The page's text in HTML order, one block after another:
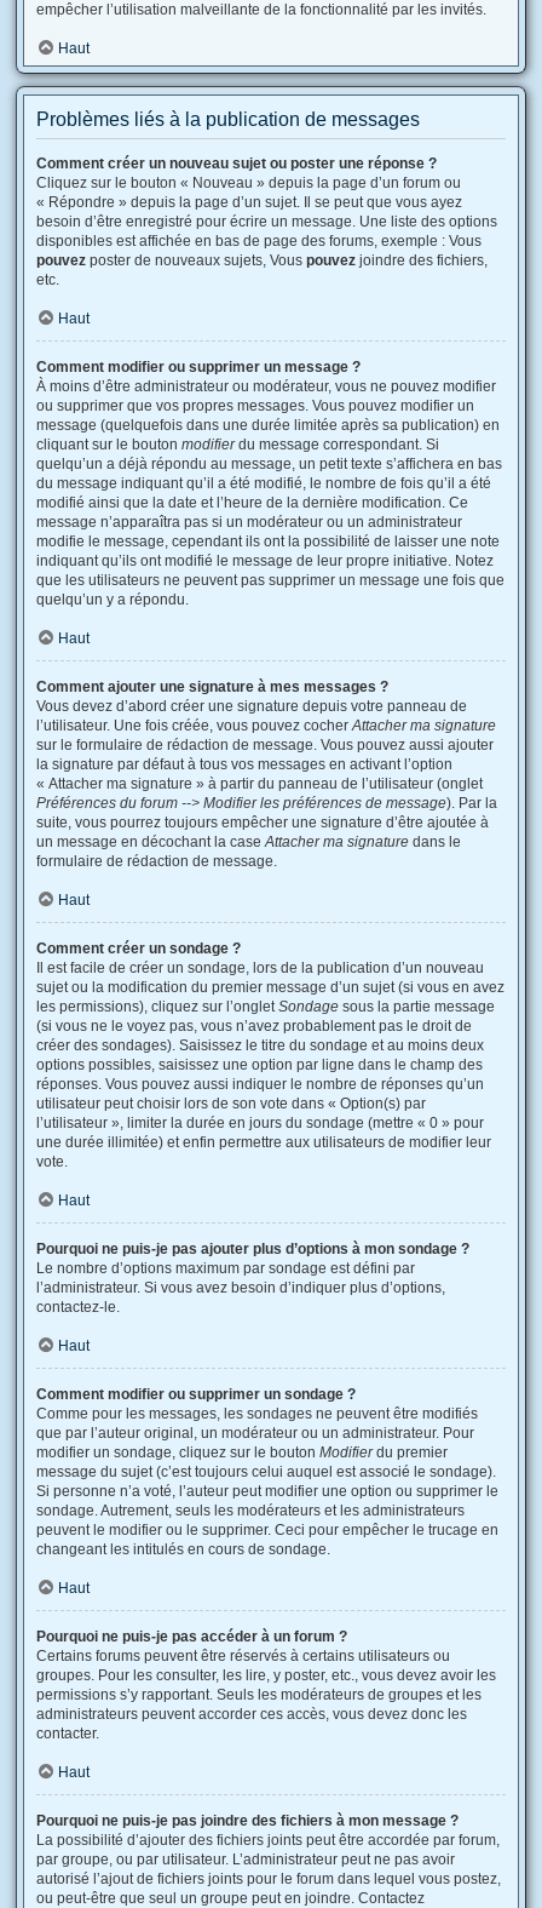
empêcher l’utilisation malveillante de la fonctionnalité par les invités.
Haut
Problèmes liés à la publication de messages
Comment créer un nouveau sujet ou poster une réponse ?
Cliquez sur le bouton « Nouveau » depuis la page d’un forum ou
« Répondre » depuis la page d’un sujet. Il se peut que vous ayez
besoin d’être enregistré pour écrire un message. Une liste des options
disponibles est affichée en bas de page des forums, exemple : Vous
pouvez poster de nouveaux sujets, Vous pouvez joindre des fichiers,
etc.
Haut
Comment modifier ou supprimer un message ?
À moins d’être administrateur ou modérateur, vous ne pouvez modifier
ou supprimer que vos propres messages. Vous pouvez modifier un
message (quelquefois dans une durée limitée après sa publication) en
cliquant sur le bouton modifierdu message correspondant. Si
quelqu’un a déjà répondu au message, un petit texte s’affichera en bas
du message indiquant qu’il a été modifié, le nombre de fois qu’il a été
modifié ainsi que la date et l’heure de la dernière modification. Ce
message n’apparaîtra pas si un modérateur ou un administrateur
modifie le message, cependant ils ont la possibilité de laisser une note
indiquant qu’ils ont modifié le message de leur propre initiative. Notez
que les utilisateurs ne peuvent pas supprimer un message une fois que
quelqu’un y a répondu.
Haut
Comment ajouter une signature à mes messages ?
Vous devez d’abord créer une signature depuis votre panneau de
l’utilisateur. Une fois créée, vous pouvez cocherAttacher ma signature
sur le formulaire de rédaction de message. Vous pouvez aussi ajouter
la signature par défaut à tous vos messages en activant l’option
« Attacher ma signature » à partir du panneau de l’utilisateur (onglet
Préférences du forum --> Modifier les préférences de message). Par la
suite, vous pourrez toujours empêcher une signature d’être ajoutée à
un message en décochant la caseAttacher ma signature dans le
formulaire de rédaction de message.
Haut
Comment créer un sondage ?
Il est facile de créer un sondage, lors de la publication d’un nouveau
sujet ou la modification du premier message d’un sujet (si vous en avez
les permissions), cliquez sur l’ongletSondage sous la partie message
(si vous ne le voyez pas, vous n’avez probablement pas le droit de
créer des sondages). Saisissez le titre du sondage et au moins deux
options possibles, saisissez une option par ligne dans le champ des
réponses. Vous pouvez aussi indiquer le nombre de réponses qu’un
utilisateur peut choisir lors de son vote dans « Option(s) par
l’utilisateur », limiter la durée en jours du sondage (mettre « 0 » pour
une durée illimitée) et enfin permettre aux utilisateurs de modifier leur
vote.
Haut
Pourquoi ne puis-je pas ajouter plus d’options à mon sondage ?
Le nombre d’options maximum par sondage est défini par
l’administrateur. Si vous avez besoin d’indiquer plus d’options,
contactez-le.
Haut
Comment modifier ou supprimer un sondage ?
Comme pour les messages, les sondages ne peuvent être modifiés
que par l’auteur original, un modérateur ou un administrateur. Pour
modifier un sondage, cliquez sur le bouton Modifierdu premier
message du sujet (c’est toujours celui auquel est associé le sondage).
Si personne n’a voté, l’auteur peut modifier une option ou supprimer le
sondage. Autrement, seuls les modérateurs et les administrateurs
peuvent le modifier ou le supprimer. Ceci pour empêcher le trucage en
changeant les intitulés en cours de sondage.
Haut
Pourquoi ne puis-je pas accéder à un forum ?
Certains forums peuvent être réservés à certains utilisateurs ou
groupes. Pour les consulter, les lire, y poster, etc., vous devez avoir les
permissions s’y rapportant. Seuls les modérateurs de groupes et les
administrateurs peuvent accorder ces accès, vous devez donc les
contacter.
Haut
Pourquoi ne puis-je pas joindre des fichiers à mon message ?
La possibilité d’ajouter des fichiers joints peut être accordée par forum,
par groupe, ou par utilisateur. L’administrateur peut ne pas avoir
autorisé l’ajout de fichiers joints pour le forum dans lequel vous postez,
ou peut-être que seul un groupe peut en joindre. Contactez